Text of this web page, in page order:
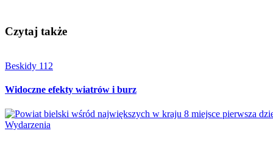
Czytaj także
Beskidy 112
Widoczne efekty wiatrów i burz
Wydarzenia